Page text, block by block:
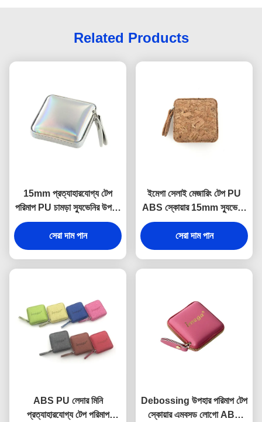
Related Products
15mm প্রত্যাহারযোগ্য টেপ
পরিমাপ PU চামড়া স্যুভেনির উপহার
জেলি রঙ
সেরা দাম পান
ইমেগা সেলাই মেজারিং টেপ PU
ABS স্কোয়ার 15mm স্যুভেনির
উপহার
সেরা দাম পান
ABS PU লেদার মিনি
প্রত্যাহারযোগ্য টেপ পরিমাপ
Debossing উপহার পরিমাপ টেপ
স্কোয়ার এমবসড লোগো ABS